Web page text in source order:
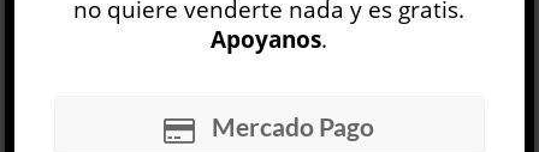
EDICIÓN IMPRESA
no quiere venderte nada y es gratis.
Apoyanos.
Mercado Pago